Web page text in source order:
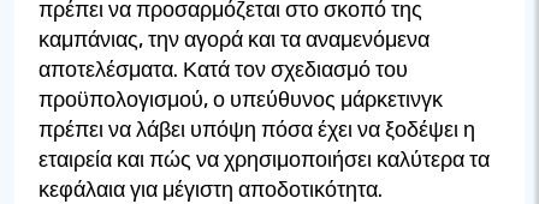
πρέπει να προσαρμόζεται στο σκοπό της
καμπάνιας, την αγορά και τα αναμενόμενα
αποτελέσματα. Κατά τον σχεδιασμό του
προϋπολογισμού, ο υπεύθυνος μάρκετινγκ
πρέπει να λάβει υπόψη πόσα έχει να ξοδέψει η
εταιρεία και πώς να χρησιμοποιήσει καλύτερα τα
κεφάλαια για μέγιστη αποδοτικότητα.